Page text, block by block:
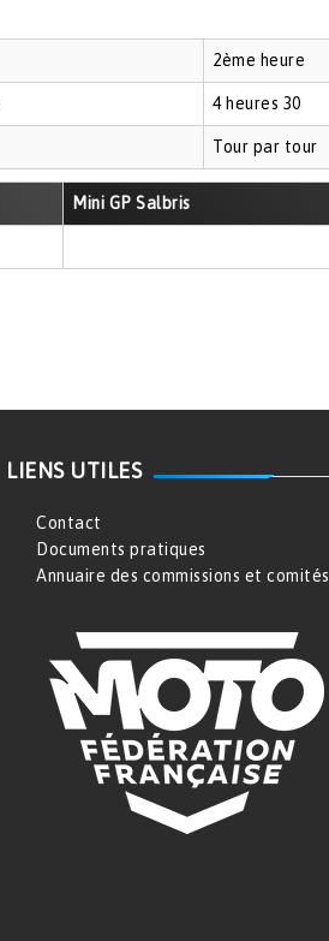
2ème heure
4 heures 30
Tour par tour
Mini GP Salbris
LIENS UTILES
Contact
Documents pratiques
Annuaire des commissions et comités